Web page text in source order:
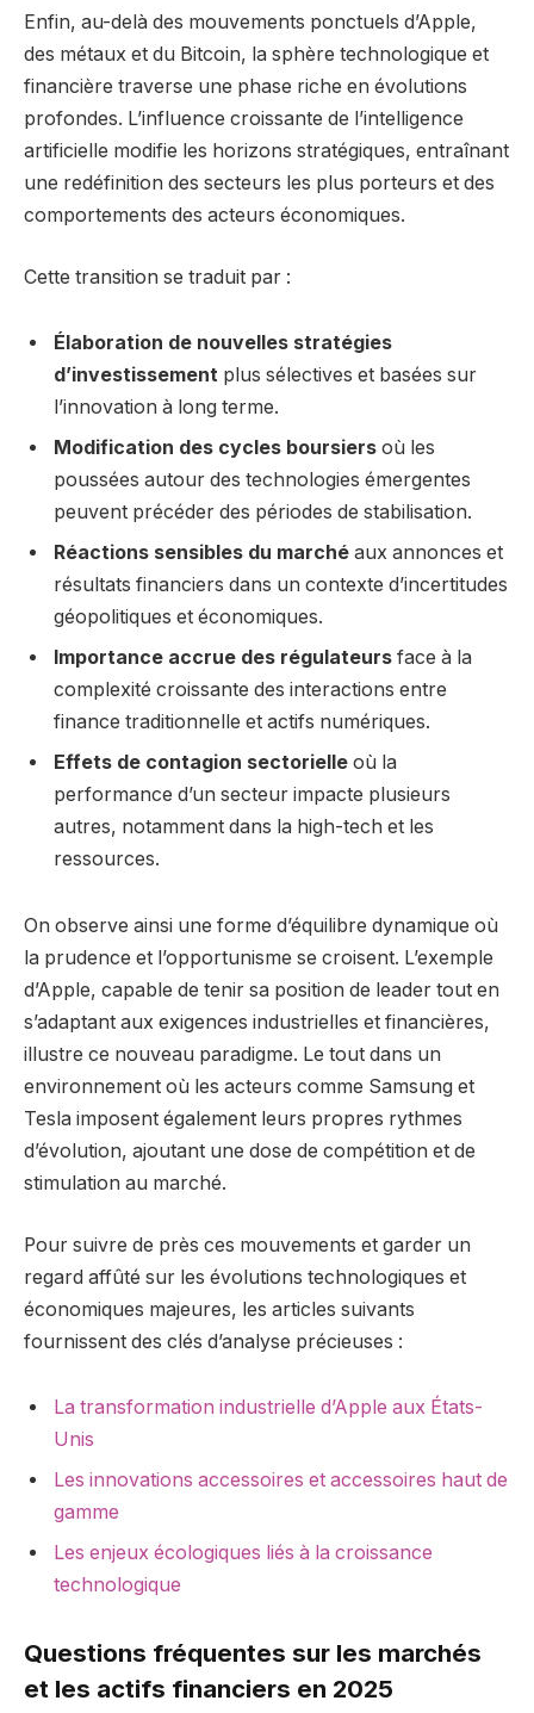
Enfin, au-delà des mouvements ponctuels d’Apple,
des métaux et du Bitcoin, la sphère technologique et
financière traverse une phase riche en évolutions
profondes. L’influence croissante de l’intelligence
artificielle modifie les horizons stratégiques, entraînant
une redéfinition des secteurs les plus porteurs et des
comportements des acteurs économiques.
Cette transition se traduit par :
Élaboration de nouvelles stratégies
d’investissement plus sélectives et basées sur
l’innovation à long terme.
Modification des cycles boursiers où les
poussées autour des technologies émergentes
peuvent précéder des périodes de stabilisation.
Réactions sensibles du marché aux annonces et
résultats financiers dans un contexte d’incertitudes
géopolitiques et économiques.
Importance accrue des régulateurs face à la
complexité croissante des interactions entre
finance traditionnelle et actifs numériques.
Effets de contagion sectorielle où la
performance d’un secteur impacte plusieurs
autres, notamment dans la high-tech et les
ressources.
On observe ainsi une forme d’équilibre dynamique où
la prudence et l’opportunisme se croisent. L’exemple
d’Apple, capable de tenir sa position de leader tout en
s’adaptant aux exigences industrielles et financières,
illustre ce nouveau paradigme. Le tout dans un
environnement où les acteurs comme Samsung et
Tesla imposent également leurs propres rythmes
d’évolution, ajoutant une dose de compétition et de
stimulation au marché.
Pour suivre de près ces mouvements et garder un
regard affûté sur les évolutions technologiques et
économiques majeures, les articles suivants
fournissent des clés d’analyse précieuses :
La transformation industrielle d’Apple aux États-
Unis
Les innovations accessoires et accessoires haut de
gamme
Les enjeux écologiques liés à la croissance
technologique
Questions fréquentes sur les marchés
et les actifs financiers en 2025